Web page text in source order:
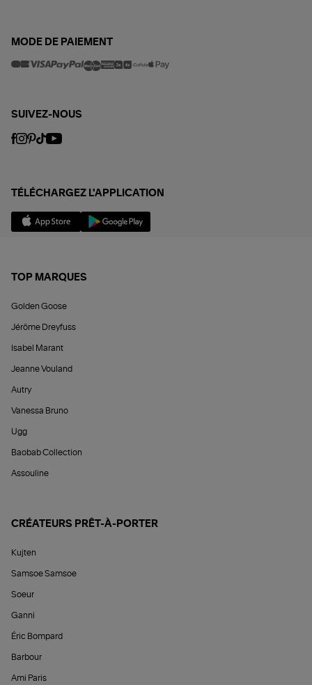
MODE DE PAIEMENT
SUIVEZ-NOUS
TÉLÉCHARGEZ L'APPLICATION
TOP MARQUES
Golden Goose
Jérôme Dreyfuss
Isabel Marant
Jeanne Vouland
Autry
Vanessa Bruno
Ugg
Baobab Collection
Assouline
CRÉATEURS PRÊT-À-PORTER
Kujten
Samsoe Samsoe
Soeur
Ganni
Éric Bompard
Barbour
Ami Paris